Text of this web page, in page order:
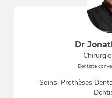
Dr
Dentiste
Soins, Prothèses